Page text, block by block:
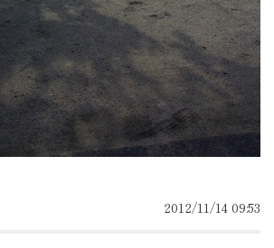
2012/11/14 09:53